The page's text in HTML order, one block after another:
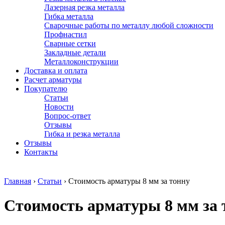
Лазерная резка металла
Гибка металла
Сварочные работы по металлу любой сложности
Профнастил
Сварные сетки
Закладные детали
Металлоконструкции
Доставка и оплата
Расчет арматуры
Покупателю
Статьи
Новости
Вопрос-ответ
Отзывы
Гибка и резка металла
Отзывы
Контакты
Главная › Статьи › Стоимость арматуры 8 мм за тонну
Стоимость арматуры 8 мм за